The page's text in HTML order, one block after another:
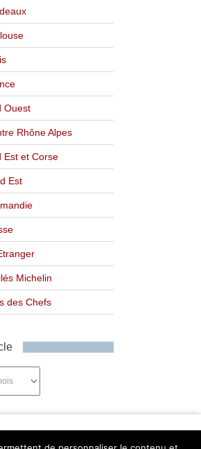
Ouest
Rhône Alpes
Est et Corse
Est
Michelin
des Chefs